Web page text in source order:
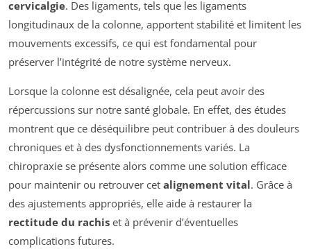
cervicalgie. Des ligaments, tels que les ligaments
longitudinaux de la colonne, apportent stabilité et limitent les
mouvements excessifs, ce qui est fondamental pour
préserver l’intégrité de notre système nerveux.
Lorsque la colonne est désalignée, cela peut avoir des
répercussions sur notre santé globale. En effet, des études
montrent que ce déséquilibre peut contribuer à des douleurs
chroniques et à des dysfonctionnements variés. La
chiropraxie se présente alors comme une solution efficace
pour maintenir ou retrouver cet alignement vital. Grâce à
des ajustements appropriés, elle aide à restaurer la
rectitude du rachis et à prévenir d’éventuelles
complications futures.